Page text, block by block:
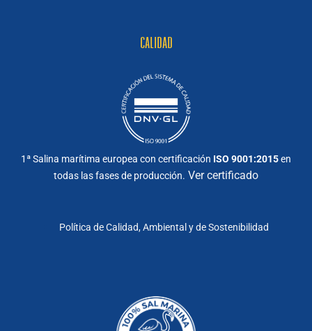
CALIDAD
1ª Salina marítima europea con certificación ISO 9001:2015en
todas las fases de producción. Ver certificado
Política de Calidad, Ambiental y de Sostenibilidad